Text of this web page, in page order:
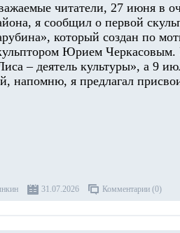
читатели, 27 июня в
я сообщил о первой
который создан по
Юрием
– деятель культуры», а 9
напомню, я предлагал
31.07.2026 Комментарии (0)